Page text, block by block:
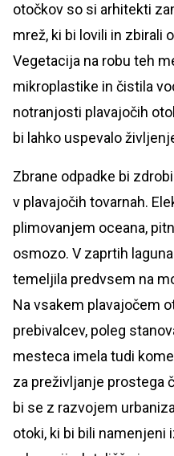
otočkov so si arhitekti
mrež, ki bi lovili in zbirali
Vegetacija na robu teh
mikroplastike in čistila
notranjosti plavajočih
bi lahko uspevalo
Zbrane odpadke bi
v plavajočih tovarnah.
plimovanjem oceana,
osmozo. V zaprtih
temeljila predvsem na
Na vsakem plavajočem
prebivalcev, poleg
mesteca imela tudi
za preživljanje prostega
bi se z razvojem
otoki, ki bi bili namenjeni